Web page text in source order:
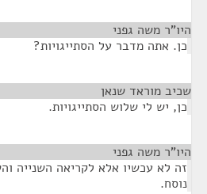
היו"ר משה גפני
כן. אתה מדבר על הסתייגויות?
שכיב מוראד שנאן
כן, יש לי שלוש הסתייגויות.
היו"ר משה גפני
זה לא עכשיו אלא לקריאה השנייה
נוסח.